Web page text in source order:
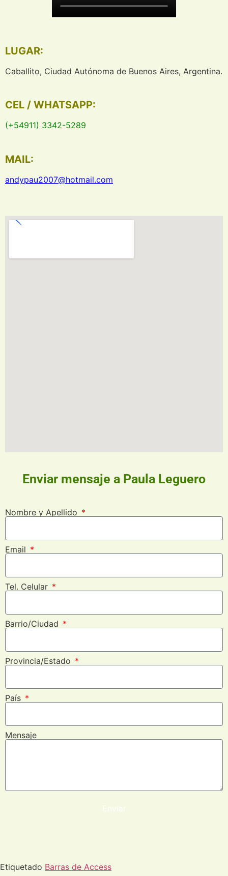
LUGAR:
Caballito, Ciudad Autónoma de Buenos Aires, Argentina.
CEL / WHATSAPP:
(+54911) 3342-5289
MAIL:
andypau2007@hotmail.com
Enviar mensaje a Paula Leguero
Nombre y Apellido
Email
Tel. Celular
Barrio/Ciudad
Provincia/Estado
País
Mensaje
Enviar
Etiquetado Barras de Access